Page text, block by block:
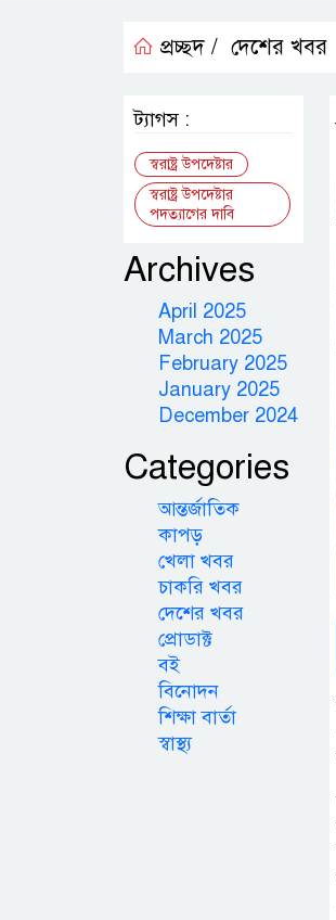
প্রচ্ছদ / দেশের খবর
ট্যাগস :
স্বরাষ্ট্র উপদেষ্টার
স্বরাষ্ট্র উপদেষ্টার
পদত্যাগের দাবি
Archives
April 2025
March 2025
February 2025
January 2025
December 2024
Categories
আন্তর্জাতিক
কাপড়
খেলা খবর
চাকরি খবর
দেশের খবর
প্রোডাক্ট
বই
বিনোদন
শিক্ষা বার্তা
স্বাস্থ্য